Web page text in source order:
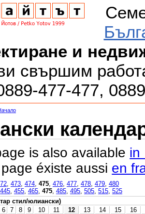
и
свършим
477-477,
is also available in
éxiste aussi en
473 474 475 476 477 478 479 480
445 455 465 475 485 495 505 515 525
стил/юлиански)
6 7 8 9 10 11 12 13 14 15
16